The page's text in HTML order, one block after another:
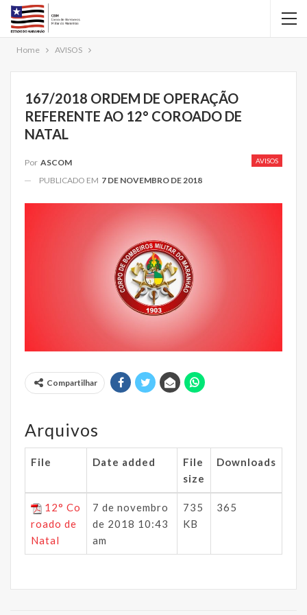
Home AVISOS
167/2018 ORDEM DE OPERAÇÃO
REFERENTE AO 12° COROADO DE
NATAL
AVISOS
Por ASCOM
PUBLICADO EM 7 DE NOVEMBRO DE 2018
Compartilhar
Arquivos
File Date added
File
size
Downloads
12° Co
roado de
Natal
7 de novembro
de 2018 10:43
am
735
KB
365